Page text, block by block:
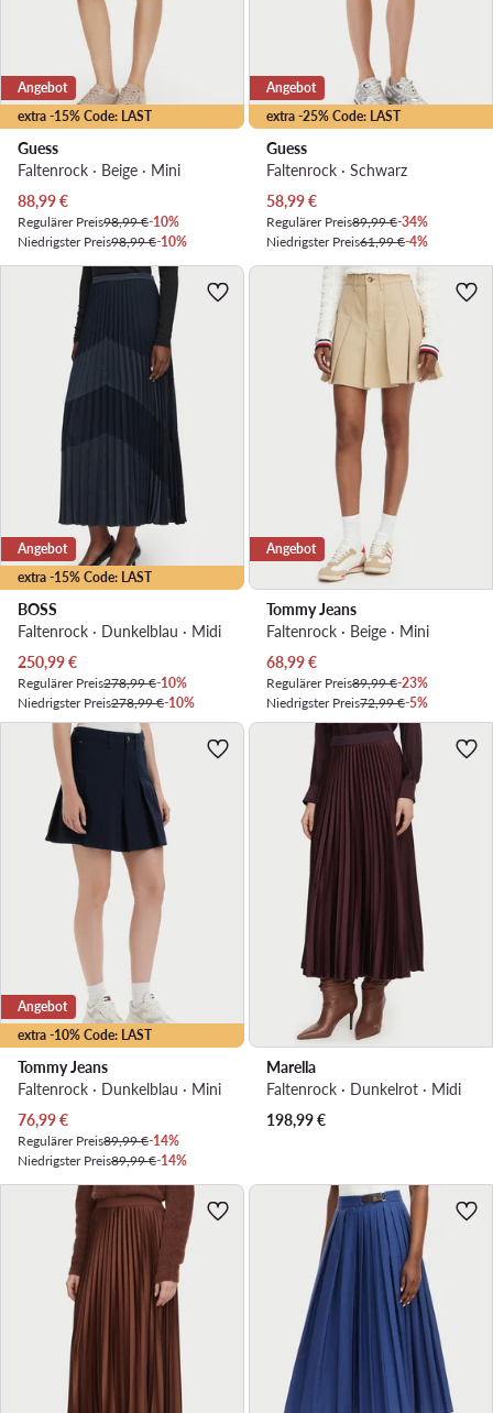
extra -15% Code: LAST
Angebot
Guess
Faltenrock · Beige · Mini
Aktueller Preis
88,99€
Regulärer Preis98,99 €-10%
Niedrigster Preis98,99 €-10%
extra -25% Code: LAST
Angebot
Guess
Faltenrock · Schwarz
Aktueller Preis
58,99€
Regulärer Preis89,99 €-34%
Niedrigster Preis61,99 €-4%
extra -15% Code: LAST
Angebot
BOSS
Faltenrock · Dunkelblau · Midi
Aktueller Preis
250,99€
Regulärer Preis278,99 €-10%
Niedrigster Preis278,99 €-10%
Angebot
Tommy Jeans
Faltenrock · Beige · Mini
Aktueller Preis
68,99€
Regulärer Preis89,99 €-23%
Niedrigster Preis72,99 €-5%
extra -10% Code: LAST
Angebot
Tommy Jeans
Faltenrock · Dunkelblau · Mini
Aktueller Preis
76,99€
Regulärer Preis89,99 €-14%
Niedrigster Preis89,99 €-14%
Marella
Faltenrock · Dunkelrot · Midi
198,99€